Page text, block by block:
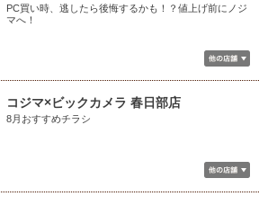
PC買い時、逃したら後悔するかも！？値上げ前にノジ
マへ！
コジマ×ビックカメラ 春日部店
8月おすすめチラシ